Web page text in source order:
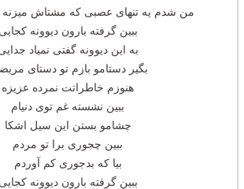
من شدم یه تنهای عصبی که مشتاش میزنه
ببین گرفته بارون دیوونه کجایی
به این دیوونه گفتی نمیاد
بگیر دستامو بازم تو دستای
هنوزم خاطراتت نمرده عزیزه
ببین نشسته غم توی دنیام
چشامو بستن این سیل اشکا
ببین چجوری برا تو مردم
بیا که بدجوری کم آوردم
ببین گرفته بارون دیوونه کجایی